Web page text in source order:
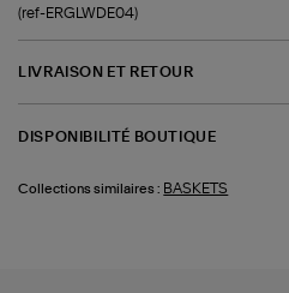
(ref-ERGLWDE04)
LIVRAISON ET RETOUR
DISPONIBILITÉ BOUTIQUE
Collections similaires : BASKETS